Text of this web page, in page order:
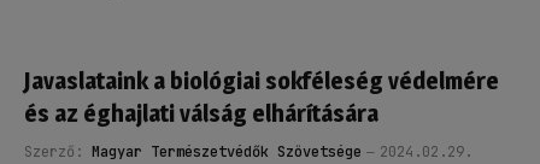
Javaslataink a biológiai sokféleség védelmére
és az éghajlati válság elhárítására
Szerző: Magyar Természetvédők Szövetsége 2024.02.29.